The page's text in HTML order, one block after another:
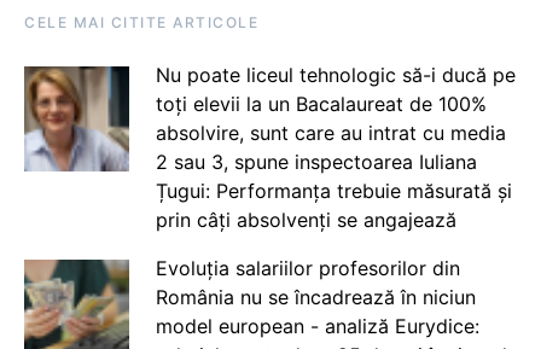
CELE MAI CITITE ARTICOLE
Nu poate liceul tehnologic să-i ducă pe
toți elevii la un Bacalaureat de 100%
absolvire, sunt care au intrat cu media
2 sau 3, spune inspectoarea Iuliana
Țugui: Performanța trebuie măsurată și
prin câți absolvenți se angajează
Evoluția salariilor profesorilor din
România nu se încadrează în niciun
model european - analiză Eurydice: